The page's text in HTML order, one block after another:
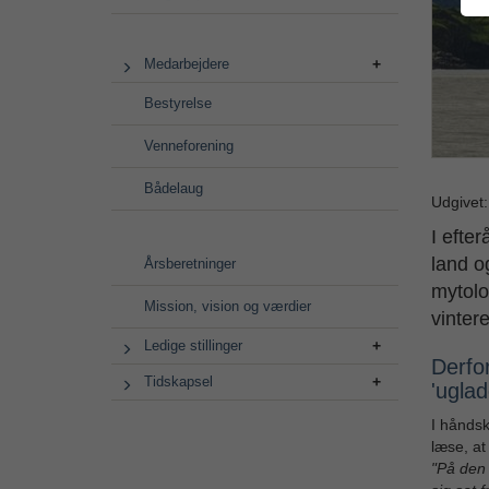
Medarbejdere
Bestyrelse
Venneforening
Bådelaug
Årsberetninger
Mission, vision og værdier
Ledige stillinger
Tidskapsel
I
land
I
læse, at
"På